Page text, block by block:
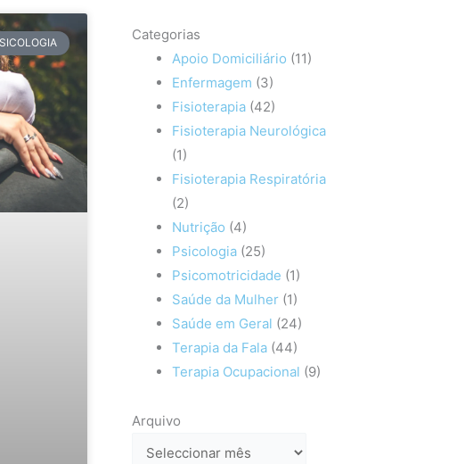
Categorias
Apoio Domiciliário (11)
Enfermagem (3)
Fisioterapia (42)
Fisioterapia Neurológica
(1)
Fisioterapia Respiratória
(2)
Nutrição (4)
Psicologia (25)
Psicomotricidade (1)
Saúde da Mulher (1)
Saúde em Geral (24)
Terapia da Fala (44)
Terapia Ocupacional (9)
Arquivo
Arquivo